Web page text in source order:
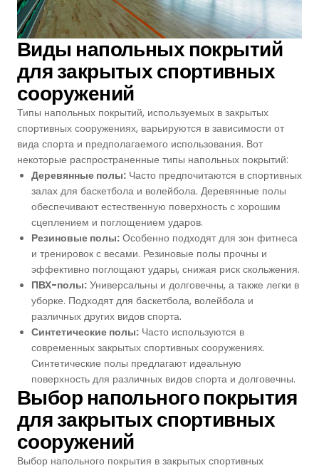
Виды напольных покрытий
для закрытых спортивных
сооружений
Типы напольных покрытий, используемых в закрытых
спортивных сооружениях, варьируются в зависимости от
вида спорта и предполагаемого использования. Вот
некоторые распространенные типы напольных покрытий:
Деревянные полы: Часто предпочитаются в спортивных
залах для баскетбола и волейбола. Деревянные полы
обеспечивают естественную поверхность с хорошим
сцеплением и поглощением ударов.
Резиновые полы: Особенно подходят для зон фитнеса
и тренировок с весами. Резиновые полы прочны и
эффективно поглощают удары, снижая риск скольжения.
ПВХ-полы: Универсальны и долговечны, а также легки в
уборке. Подходят для баскетбола, волейбола и
различных других видов спорта.
Синтетические полы: Часто используются в
современных закрытых спортивных сооружениях.
Синтетические полы предлагают идеальную
поверхность для различных видов спорта и долговечны.
Выбор напольного покрытия
для закрытых спортивных
сооружений
Выбор напольного покрытия в закрытых спортивных